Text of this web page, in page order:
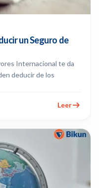
un Seguro de
Internacional te da
deducir de los
Leer